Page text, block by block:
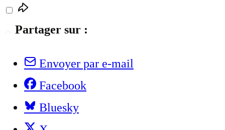
Partager sur :
Envoyer par e-mail
Facebook
Bluesky